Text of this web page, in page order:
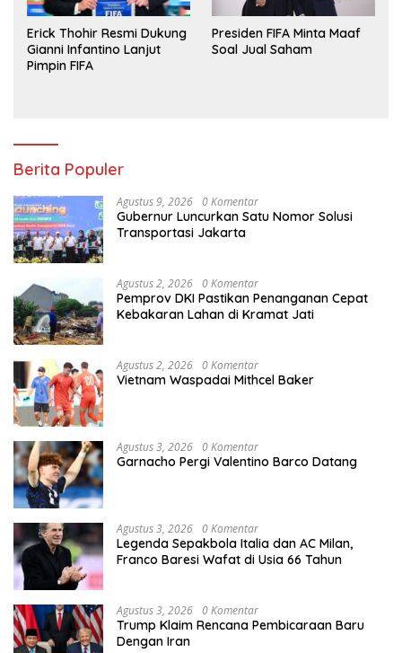
Erick Thohir Resmi Dukung
Gianni Infantino Lanjut
Pimpin FIFA
Presiden FIFA Minta Maaf
Soal Jual Saham
Berita Populer
Agustus 9, 2026 0 Komentar
Gubernur Luncurkan Satu Nomor Solusi
Transportasi Jakarta
Agustus 2, 2026 0 Komentar
Pemprov DKI Pastikan Penanganan Cepat
Kebakaran Lahan di Kramat Jati
Agustus 2, 2026 0 Komentar
Vietnam Waspadai Mithcel Baker
Agustus 3, 2026 0 Komentar
Garnacho Pergi Valentino Barco Datang
Agustus 3, 2026 0 Komentar
Legenda Sepakbola Italia dan AC Milan,
Franco Baresi Wafat di Usia 66 Tahun
Agustus 3, 2026 0 Komentar
Trump Klaim Rencana Pembicaraan Baru
Dengan Iran